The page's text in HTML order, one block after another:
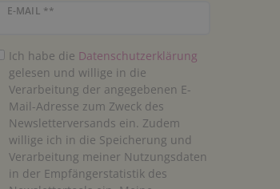
E-MAIL **
Newsletter Honig
Ich habe die Daten­schutz­erklärung
gelesen und willige in die
Verarbeitung der angegebenen E-
Mail-Adresse zum Zweck des
Newsletterversands ein. Zudem
willige ich in die Speicherung und
Verarbeitung meiner Nutzungsdaten
in der Empfängerstatistik des